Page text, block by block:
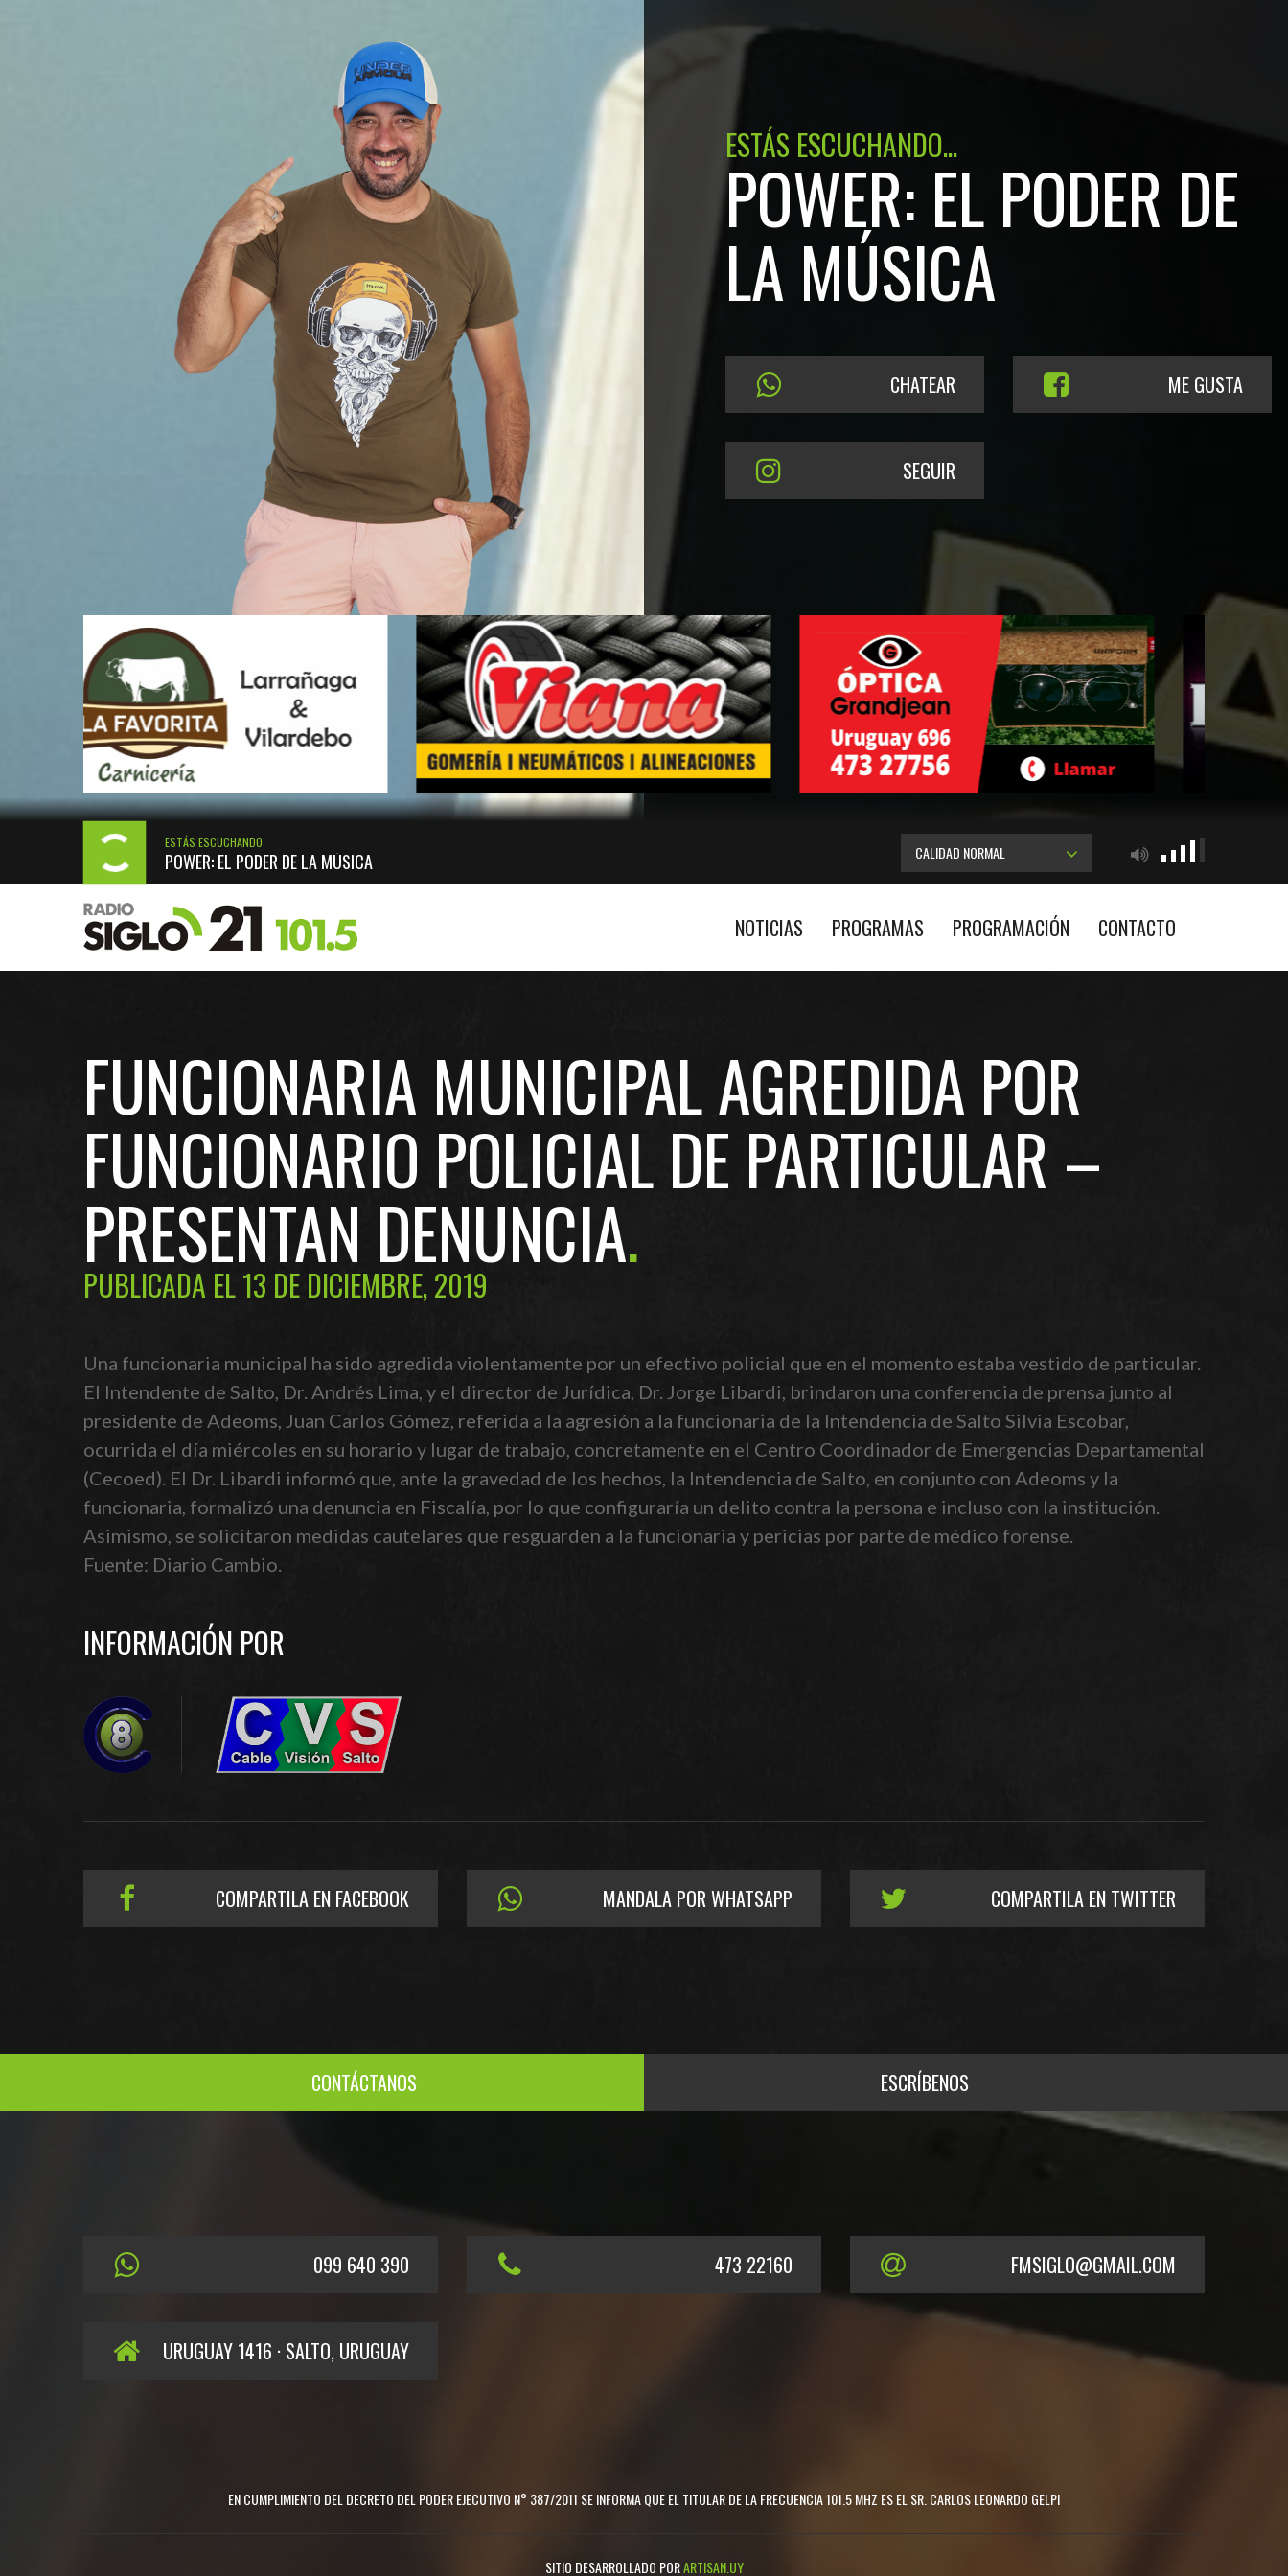
ESTÁS ESCUCHANDO...
POWER: EL PODER DE
LA MÚSICA
CHATEAR ME GUSTA
SEGUIR
ESTÁS ESCUCHANDO
POWER: EL PODER DE LA MÚSICA CALIDAD NORMAL
NOTICIAS PROGRAMAS PROGRAMACIÓN CONTACTO
FUNCIONARIA MUNICIPAL AGREDIDA POR
FUNCIONARIO POLICIAL DE PARTICULAR –
PRESENTAN DENUNCIA
PUBLICADA EL 13 DE DICIEMBRE, 2019
Una funcionaria municipal ha sido agredida violentamente por un efectivo policial que en el momento estaba vestido de particular.
El Intendente de Salto, Dr. Andrés Lima, y el director de Jurídica, Dr. Jorge Libardi, brindaron una conferencia de prensa junto al
presidente de Adeoms, Juan Carlos Gómez, referida a la agresión a la funcionaria de la Intendencia de Salto Silvia Escobar,
ocurrida el día miércoles en su horario y lugar de trabajo, concretamente en el Centro Coordinador de Emergencias Departamental
(Cecoed). El Dr. Libardi informó que, ante la gravedad de los hechos, la Intendencia de Salto, en conjunto con Adeoms y la
funcionaria, formalizó una denuncia en Fiscalía, por lo que configuraría un delito contra la persona e incluso con la institución.
Asimismo, se solicitaron medidas cautelares que resguarden a la funcionaria y pericias por parte de médico forense.
Fuente: Diario Cambio.
INFORMACIÓN POR
COMPARTILA EN FACEBOOK MANDALA POR WHATSAPP COMPARTILA EN TWITTER
CONTÁCTANOS ESCRÍBENOS
099 640 390 473 22160 FMSIGLO@GMAIL.COM
URUGUAY 1416 · SALTO, URUGUAY
EN CUMPLIMIENTO DEL DECRETO DEL PODER EJECUTIVO N° 387/2011 SE INFORMA QUE EL TITULAR DE LA FRECUENCIA 101.5 MHZ ES EL SR. CARLOS LEONARDO GELPI
SITIO DESARROLLADO PORARTISAN.UY